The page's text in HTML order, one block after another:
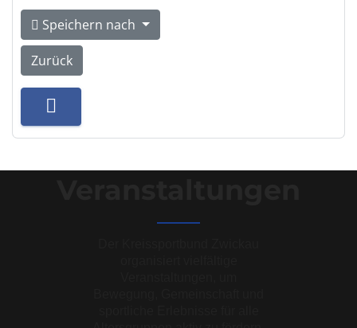
Speichern nach
Zurück